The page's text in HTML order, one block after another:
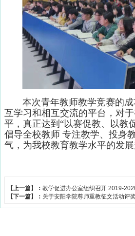
本次青年教师教学竞赛的
互学习和相互交流的平台，对
平，真正达到“以赛促教、以教
倡导全校教师 专注教学、投身
气，为我校教育教学水平的发展
【上一篇】： 教学促进办公室组织召开 2019-
【下一篇】： 关于安阳学院尊师重教征文活动评